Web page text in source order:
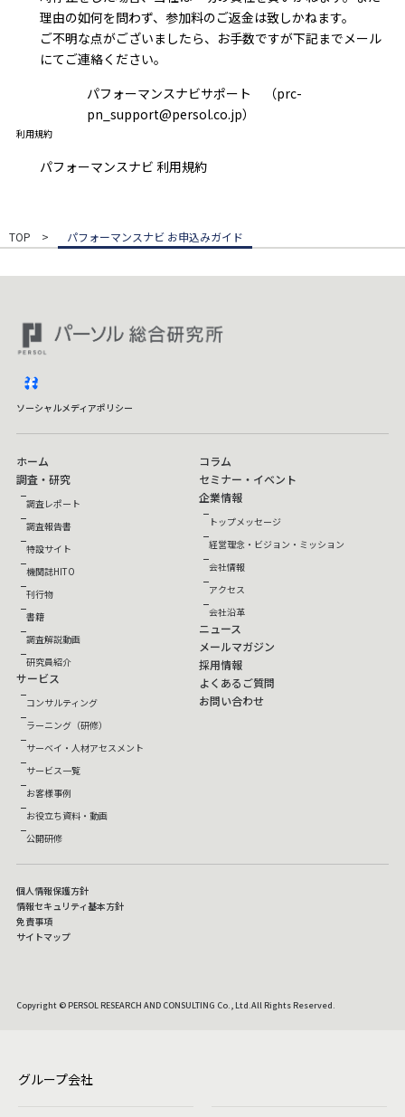
理由の如何を問わず、参加料のご返金は致しかねます。
ご不明な点がございましたら、お手数ですが下記までメール
にてご連絡ください。
パフォーマンスナビサポート （prc-
pn_support@persol.co.jp）
利用規約
パフォーマンスナビ 利用規約
TOP パフォーマンスナビ お申込みガイド
ソーシャルメディアポリシー
ホーム
調査・研究
調査レポート
調査報告書
特設サイト
機関誌HITO
刊行物
書籍
調査解説動画
研究員紹介
サービス
コンサルティング
ラーニング（研修）
サーベイ・人材アセスメント
サービス一覧
お客様事例
お役立ち資料・動画
公開研修
コラム
セミナー・イベント
企業情報
トップメッセージ
経営理念・ビジョン・ミッション
会社情報
アクセス
会社沿革
ニュース
メールマガジン
採用情報
よくあるご質問
お問い合わせ
Copyright © PERSOL RESEARCH AND CONSULTING Co., Ltd.All Rights Reserved.
個人情報保護方針
情報セキュリティ基本方針
免責事項
サイトマップ
グループ会社